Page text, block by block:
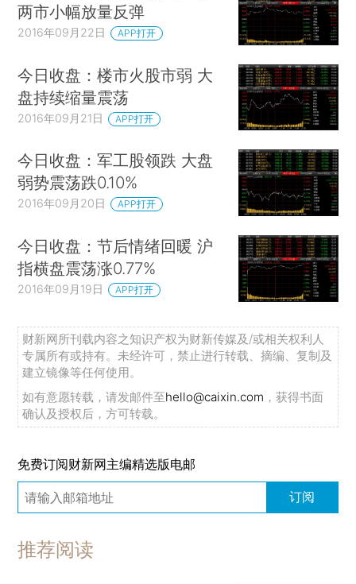
两市小幅放量反弹
2016年09月22日 APP打开
今日收盘：楼市火股市弱 大
盘持续缩量震荡
2016年09月21日 APP打开
今日收盘：军工股领跌 大盘
弱势震荡跌0.10%
2016年09月20日 APP打开
今日收盘：节后情绪回暖 沪
指横盘震荡涨0.77%
2016年09月19日 APP打开
财新网所刊载内容之知识产权为财新传媒及/或相关权利人
专属所有或持有。未经许可，禁止进行转载、摘编、复制及
建立镜像等任何使用。
如有意愿转载，请发邮件至hello@caixin.com ，获得书面
确认及授权后，方可转载。
免费订阅财新网主编精选版电邮
订阅
推荐阅读